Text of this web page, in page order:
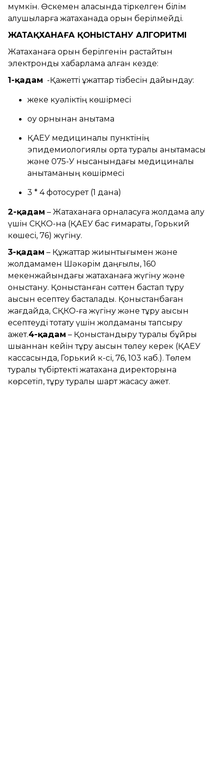
мүмкін. Өскемен қаласында тіркелген білім
алушыларға жатақханада орын берілмейді.
ЖАТАҚХАНАҒА ҚОНЫСТАНУ АЛГОРИТМІ
Жатақханаға орын берілгенін растайтын
электрондық хабарлама алған кезде:
1-қадам -Қажетті құжаттар тізбесін дайындау:
жеке куәліктің көшірмесі
оқу орнынан анықтама
ҚАЕУ медициналық пунктінің
эпидемиологиялық орта туралы анықтамасы
және 075-У нысанындағы медициналық
анықтаманың көшірмесі
3 * 4 фотосурет (1 дана)
2-қадам – Жатақханаға орналасуға жолдама алу
үшін СҚКО-на (ҚАЕУ бас ғимараты, Горький
көшесі, 76) жүгіну.
3-қадам – Құжаттар жиынтығымен және
жолдамамен Шәкәрім даңғылы, 160
мекенжайындағы жатақханаға жүгіну және
қоныстану. Қоныстанған сәттен бастап тұру
ақысын есептеу басталады. Қоныстанбаған
жағдайда, СҚКО-ға жүгіну және тұру ақысын
есептеуді тоқтату үшін жолдаманы тапсыру
қажет.4-қадам – Қоныстандыру туралы бұйрық
шыққаннан кейін тұру ақысын төлеу керек (ҚАЕУ
кассасында, Горький к-сі, 76, 103 каб.). Төлем
туралы түбіртекті жатақхана директорына
көрсетіп, тұру туралы шарт жасасу қажет.